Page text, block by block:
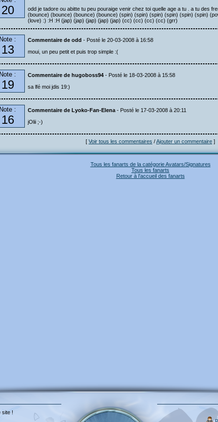
20
odd je tadore ou abitte tu peu pouraige venir chez toi quelle age a tu . a tu des
(bounce) (bounce) (bounce) (bounce) (spin) (spin) (spin) (spin) (spin) (spin)
(love) :) :H :H (jap) (jap) (jap) (jap) (jap) (cc) (cc) (cc) (cc) (grr)
Note :
13
Commentaire de odd - Posté le 20-03-2008 à 16:58
moui, un peu petit et puis trop simple :(
Note :
19
Commentaire de hugoboss94 - Posté le 18-03-2008 à 15:58
sa lfé moi jdis 19:)
Note :
16
Commentaire de Lyoko-Fan-Elena - Posté le 17-03-2008 à 20:11
jOlii ;-)
[ Voir tous les commentaires /Ajouter un commentaire ]
Tous les fanarts de la catégorie Avatars/Signatures
Tous les fanarts
Retour à l'accueil des fanarts
site !